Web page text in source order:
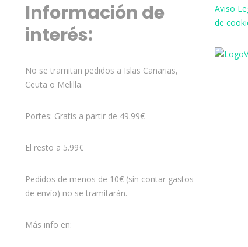
Información de
interés:
No se tramitan pedidos a Islas Canarias,
Ceuta o Melilla.
Portes: Gratis a partir de 49.99€
El resto a 5.99€
Pedidos de menos de 10€ (sin contar gastos
de envío) no se tramitarán.
Más info en:
Aviso
de